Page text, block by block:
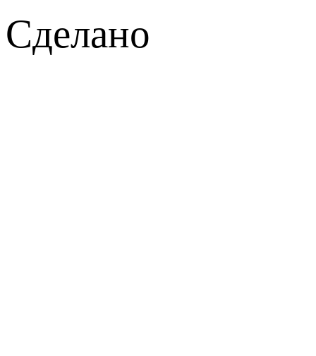
Сделано